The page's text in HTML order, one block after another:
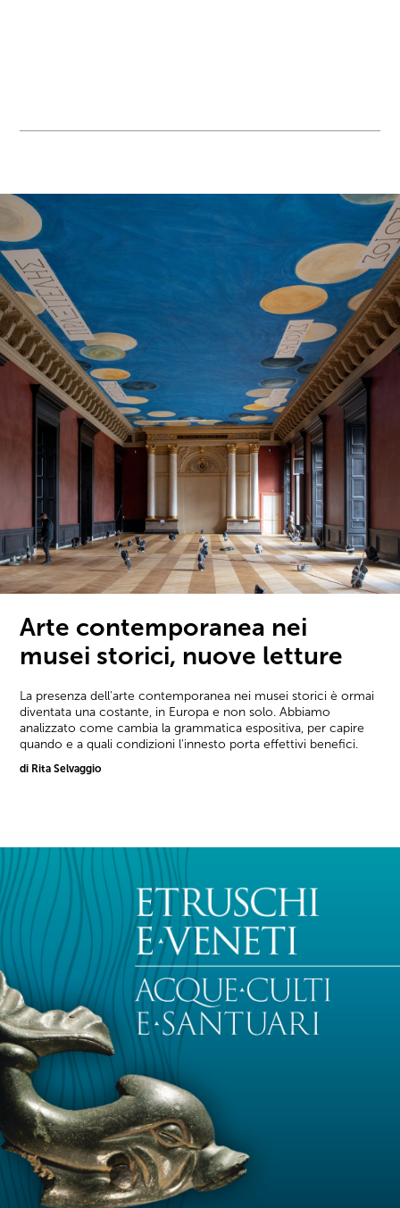
Arte contemporanea nei
musei storici, nuove letture
La presenza dell'arte contemporanea nei musei storici è ormai
diventata una costante, in Europa e non solo. Abbiamo
analizzato come cambia la grammatica espositiva, per capire
quando e a quali condizioni l'innesto porta effettivi benefici.
di Rita Selvaggio